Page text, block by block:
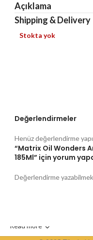
Açıklama
Shipping & Delivery
Stokta yok
Değerlendirmeler
Henüz değerlendirme
“Matrix Oil Wonders
185Ml” için yorum
Değerlendirme
Read more